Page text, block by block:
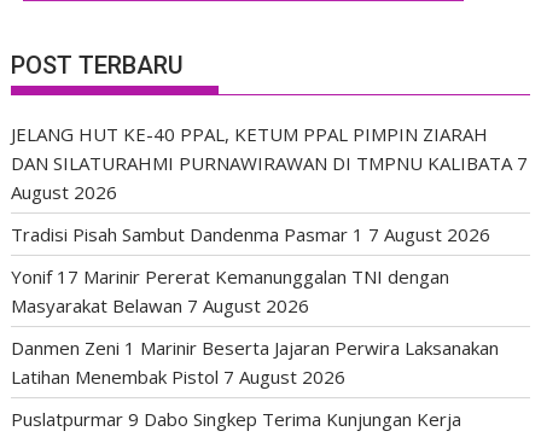
POST TERBARU
JELANG HUT KE-40 PPAL, KETUM PPAL PIMPIN ZIARAH
DAN SILATURAHMI PURNAWIRAWAN DI TMPNU KALIBATA 7
August 2026
Tradisi Pisah Sambut Dandenma Pasmar 1 7 August 2026
Yonif 17 Marinir Pererat Kemanunggalan TNI dengan
Masyarakat Belawan 7 August 2026
Danmen Zeni 1 Marinir Beserta Jajaran Perwira Laksanakan
Latihan Menembak Pistol 7 August 2026
Puslatpurmar 9 Dabo Singkep Terima Kunjungan Kerja